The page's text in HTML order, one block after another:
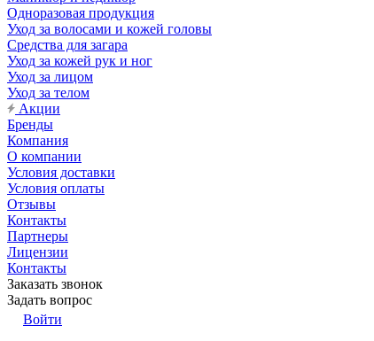
Одноразовая продукция
Уход за волосами и кожей головы
Средства для загара
Уход за кожей рук и ног
Уход за лицом
Уход за телом
Акции
Бренды
Компания
О компании
Условия доставки
Условия оплаты
Отзывы
Контакты
Партнеры
Лицензии
Контакты
Заказать звонок
Задать вопрос
Войти